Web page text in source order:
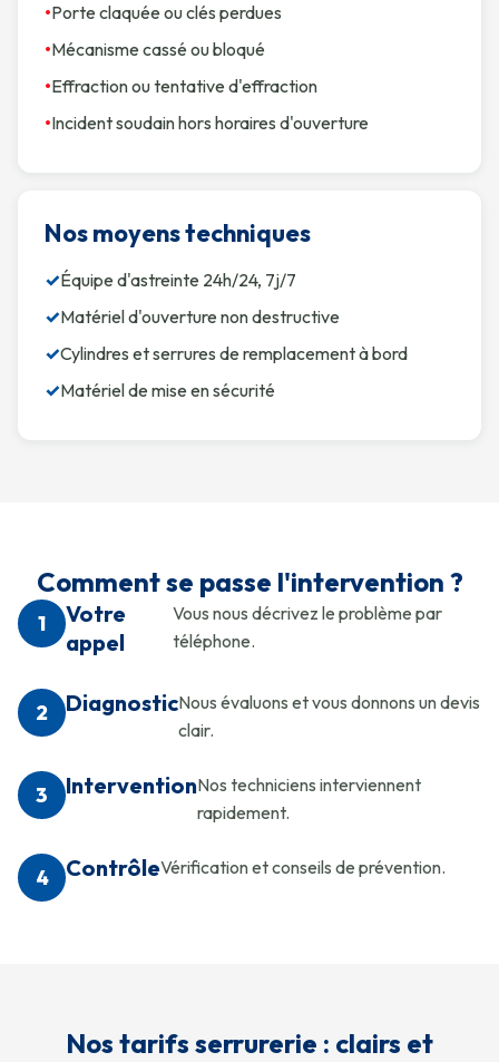
•Porte claquée ou clés perdues
•Mécanisme cassé ou bloqué
•Effraction ou tentative d'effraction
•Incident soudain hors horaires d'ouverture
Nos moyens techniques
✓Équipe d'astreinte 24h/24, 7j/7
✓Matériel d'ouverture non destructive
✓Cylindres et serrures de remplacement à bord
✓Matériel de mise en sécurité
Comment se passe l'intervention ?
1
Votre
appel
Vous nous décrivez le problème par
téléphone.
2 DiagnosticNous évaluons et vous donnons un devis
clair.
3 InterventionNos techniciens interviennent
rapidement.
4 ContrôleVérification et conseils de prévention.
Nos tarifs serrurerie : clairs et